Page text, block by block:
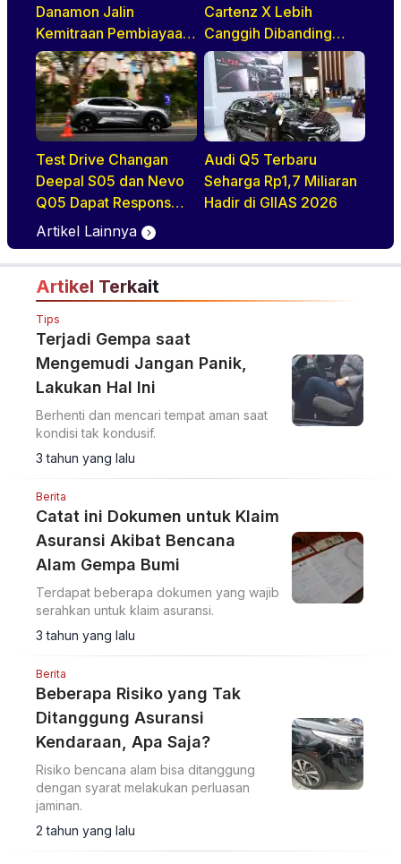
Danamon Jalin
Kemitraan Pembiayaan
Dealer
Cartenz X Lebih
Canggih Dibanding
Rivalnya Berkat Hal Ini
Test Drive Changan
Deepal S05 dan Nevo
Q05 Dapat Respons
Positif di GIIAS 2026
Audi Q5 Terbaru
Seharga Rp1,7 Miliaran
Hadir di GIIAS 2026
Artikel Lainnya
Artikel Terkait
Tips
Terjadi Gempa saat
Mengemudi Jangan Panik,
Lakukan Hal Ini
Berhenti dan mencari tempat aman saat
kondisi tak kondusif.
3 tahun yang lalu
Berita
Catat ini Dokumen untuk Klaim
Asuransi Akibat Bencana
Alam Gempa Bumi
Terdapat beberapa dokumen yang wajib
serahkan untuk klaim asuransi.
3 tahun yang lalu
Berita
Beberapa Risiko yang Tak
Ditanggung Asuransi
Kendaraan, Apa Saja?
Risiko bencana alam bisa ditanggung
dengan syarat melakukan perluasan
jaminan.
2 tahun yang lalu